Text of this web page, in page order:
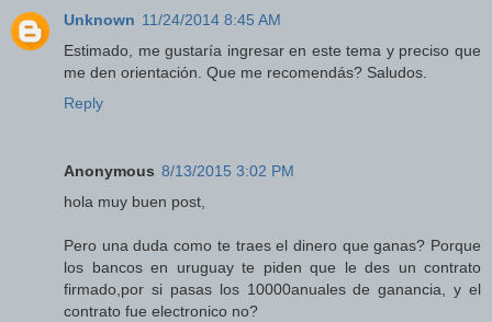
Unknown 11/24/2014 8:45 AM
Estimado, me gustaría ingresar en este tema y preciso que
me den orientación. Que me recomendás? Saludos.
Reply
Anonymous 8/13/2015 3:02 PM
hola muy buen post,
Pero una duda como te traes el dinero que ganas? Porque
los bancos en uruguay te piden que le des un contrato
firmado,por si pasas los 10000anuales de ganancia, y el
contrato fue electronico no?